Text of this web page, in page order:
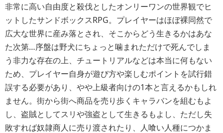
非常に高い自由度と殺伐としたオンリーワンの世界観でヒ
ットしたサンドボックスRPG。プレイヤーはほぼ裸同然で
広大な世界に産み落とされ、そこからどう生きるかはあな
た次第…序盤は野犬にちょっと噛まれただけで死んでしま
う非力な存在の上、チュートリアルなどは本当に何もない
ため、プレイヤー自身が遊び方や楽しむポイントを試行錯
誤する必要があり、やや上級者向けの1本と言えるかもしれ
ません。街から街へ商品を売り歩くキャラバンを組むもよ
し、盗賊としてスリや強盗として生きるもよし、ただし失
敗すれば奴隷商人に売り渡されたり、人喰い人種につかま